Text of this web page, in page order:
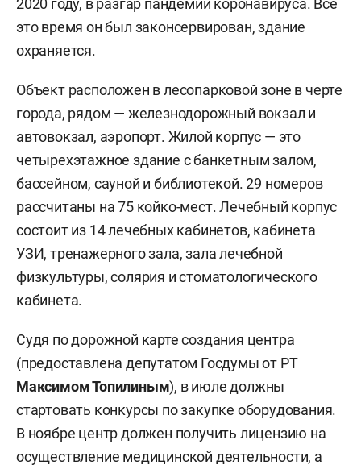
это время он был законсервирован, здание
охраняется.
Объект расположен в лесопарковой зоне в черте
города, рядом — железнодорожный вокзал и
автовокзал, аэропорт. Жилой корпус — это
четырехэтажное здание с банкетным залом,
бассейном, сауной и библиотекой. 29 номеров
рассчитаны на 75 койко-мест. Лечебный корпус
состоит из 14 лечебных кабинетов, кабинета
УЗИ, тренажерного зала, зала лечебной
физкультуры, солярия и стоматологического
кабинета.
Судя по дорожной карте создания центра
(предоставлена депутатом Госдумы от РТ
Максимом Топилиным), в июле должны
стартовать конкурсы по закупке оборудования.
В ноябре центр должен получить лицензию на
осуществление медицинской деятельности, а